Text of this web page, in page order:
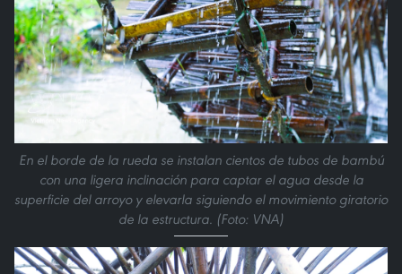
En el borde de la rueda se instalan cientos de tubos de bambú
con una ligera inclinación para captar el agua desde la
superficie del arroyo y elevarla siguiendo el movimiento giratorio
de la estructura. (Foto: VNA)